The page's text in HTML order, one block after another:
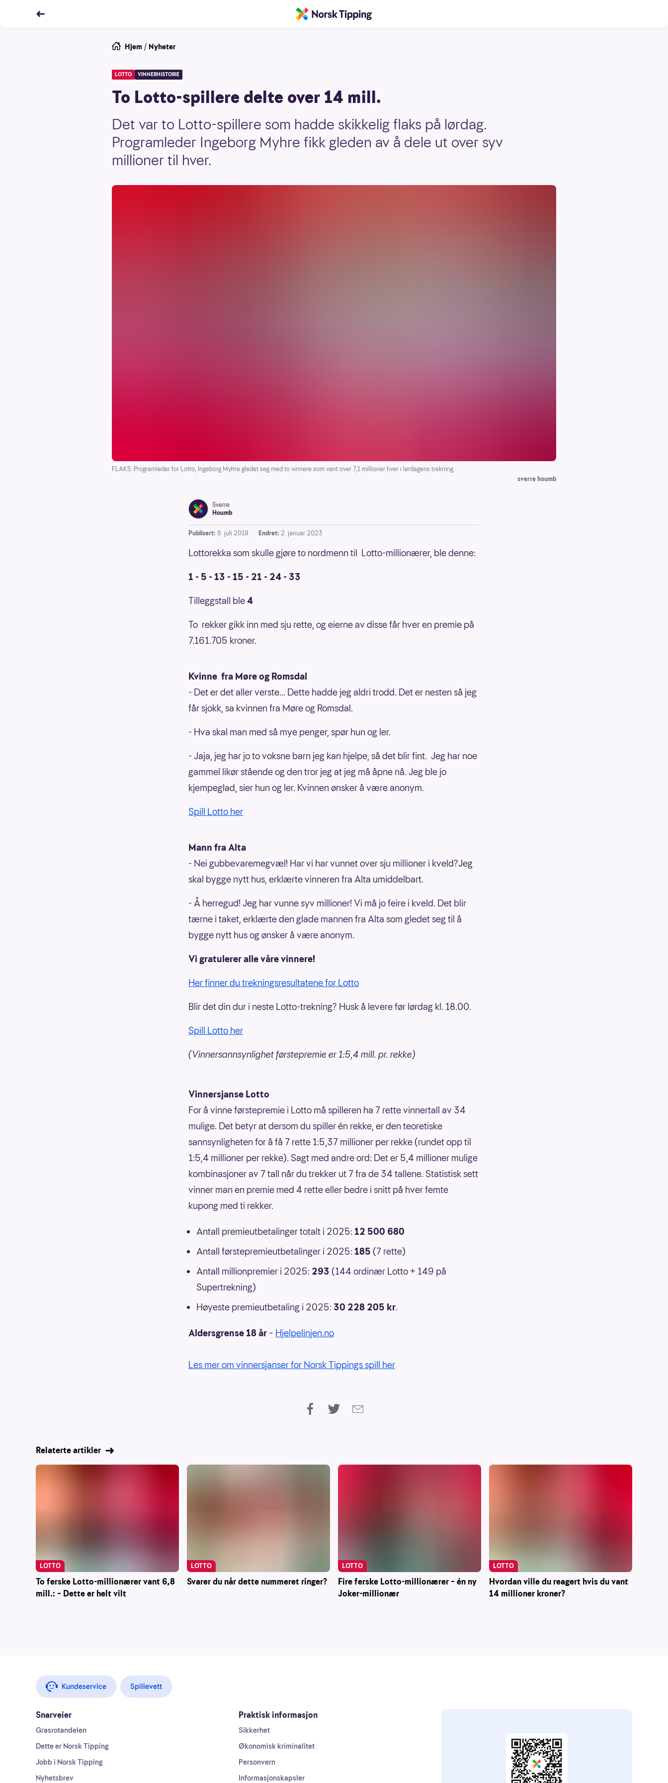
Hjem / Nyheter
LOTTO VINNERHISTORIE
To Lotto-spillere delte over 14 mill.
Det var to Lotto-spillere som hadde skikkelig flaks på lørdag.
Programleder Ingeborg Myhre fikk gleden av å dele ut over syv
millioner til hver.
FLAKS: Programleder for Lotto, Ingeborg Myhre gledet seg med to vinnere som vant over 7,1 millioner hver i lørdagens trekning.
sverre houmb
Sverre
Houmb
Publisert: 6. juli 2019 Endret: 2. januar 2023
Lottorekka som skulle gjøre to nordmenn til Lotto-millionærer, ble denne:
1 - 5 - 13 - 15 - 21 - 24 - 33
Tilleggstall ble 4
To rekker gikk inn med sju rette, og eierne av disse får hver en premie på
7.161.705 kroner.
Kvinne fra Møre og Romsdal
- Det er det aller verste... Dette hadde jeg aldri trodd. Det er nesten så jeg
får sjokk, sa kvinnen fra Møre og Romsdal.
- Hva skal man med så mye penger, spør hun og ler.
- Jaja, jeg har jo to voksne barn jeg kan hjelpe, så det blir fint. Jeg har noe
gammel likør stående og den tror jeg at jeg må åpne nå. Jeg ble jo
kjempeglad, sier hun og ler. Kvinnen ønsker å være anonym.
Spill Lotto her
Mann fra Alta
- Nei gubbevaremegvæl! Har vi har vunnet over sju millioner i kveld?Jeg
skal bygge nytt hus, erklærte vinneren fra Alta umiddelbart.
- Å herregud! Jeg har vunne syv millioner! Vi må jo feire i kveld. Det blir
tærne i taket, erklærte den glade mannen fra Alta som gledet seg til å
bygge nytt hus og ønsker å være anonym.
Vi gratulerer alle våre vinnere!
Her finner du trekningsresultatene for Lotto
Blir det din dur i neste Lotto-trekning? Husk å levere før lørdag kl. 18.00.
Spill Lotto her
(Vinnersannsynlighet førstepremie er 1:5,4 mill. pr. rekke)
Vinnersjanse Lotto
For å vinne førstepremie i Lotto må spilleren ha 7 rette vinnertall av 34
mulige. Det betyr at dersom du spiller én rekke, er den teoretiske
sannsynligheten for å få 7 rette 1:5,37 millioner per rekke (rundet opp til
1:5,4 millioner per rekke). Sagt med andre ord: Det er 5,4 millioner mulige
kombinasjoner av 7 tall når du trekker ut 7 fra de 34 tallene. Statistisk sett
vinner man en premie med 4 rette eller bedre i snitt på hver femte
kupong med ti rekker.
Antall premieutbetalinger totalt i 2025: 12 500 680
Antall førstepremieutbetalinger i 2025: 185 (7 rette)
Antall millionpremier i 2025: 293 (144 ordinær Lotto + 149 på
Supertrekning)
Høyeste premieutbetaling i 2025: 30 228 205 kr.
Aldersgrense 18 år – Hjelpelinjen.no
Les mer om vinnersjanser for Norsk Tippings spill her
Relaterte artikler
To ferske Lotto-millionærer vant 6,8
mill.: – Dette er helt vilt
LOTTO
Svarer du når dette nummeret ringer?
LOTTO
Fire ferske Lotto-millionærer – én ny
Joker-millionær
LOTTO
Hvordan ville du reagert hvis du vant
14 millioner kroner?
LOTTO
Kundeservice Spillevett
Snarveier
Grasrotandelen
Dette er Norsk Tipping
Jobb i Norsk Tipping
Nyhetsbrev
Praktisk informasjon
Sikkerhet
Økonomisk kriminalitet
Personvern
Informasjonskapsler